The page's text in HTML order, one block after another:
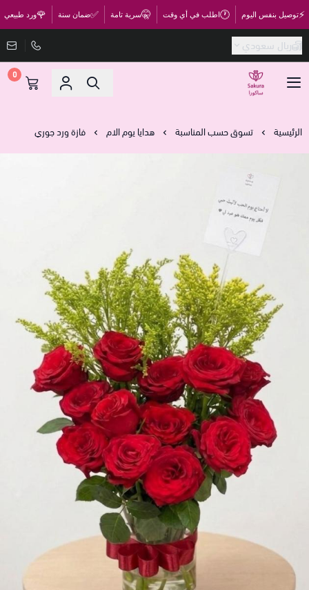
⚡توصيل بنفس اليوم 🕐اطلب في أي وقت 🤫سرية تامة ✅ضمان سنة 🌹ورد طبيعي
ريال سعودي
متجر ساكورا
0
الرئيسية تسوق حسب المناسبة هدايا يوم الام فازة ورد جوري